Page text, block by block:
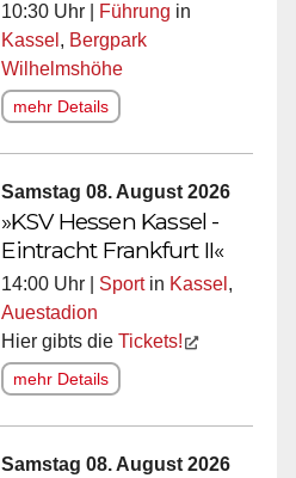
10:30 Uhr | Führung in
Kassel , Bergpark
Wilhelmshöhe
mehr Details
Samstag 08. August 2026
»KSV Hessen Kassel -
Eintracht Frankfurt II«
14:00 Uhr | Sportin Kassel ,
Auestadion
Hier gibts die Tickets!
mehr Details
Samstag 08. August 2026